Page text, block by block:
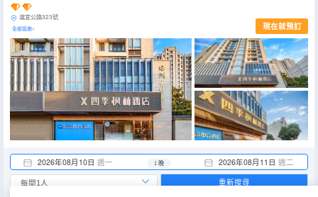
滬宜公路323號
全部設施> 現在就預訂
2026年08月10日 週一 2026年08月11日 週二
1 晚
重新搜尋